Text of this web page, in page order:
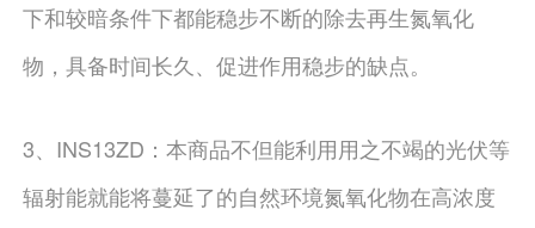
下和较暗条件下都能稳步不断的除去再生氮氧化
物，具备时间长久、促进作用稳步的缺点。
3、INS13ZD：本商品不但能利用用之不竭的光伏等
辐射能就能将蔓延了的自然环境氮氧化物在高浓度